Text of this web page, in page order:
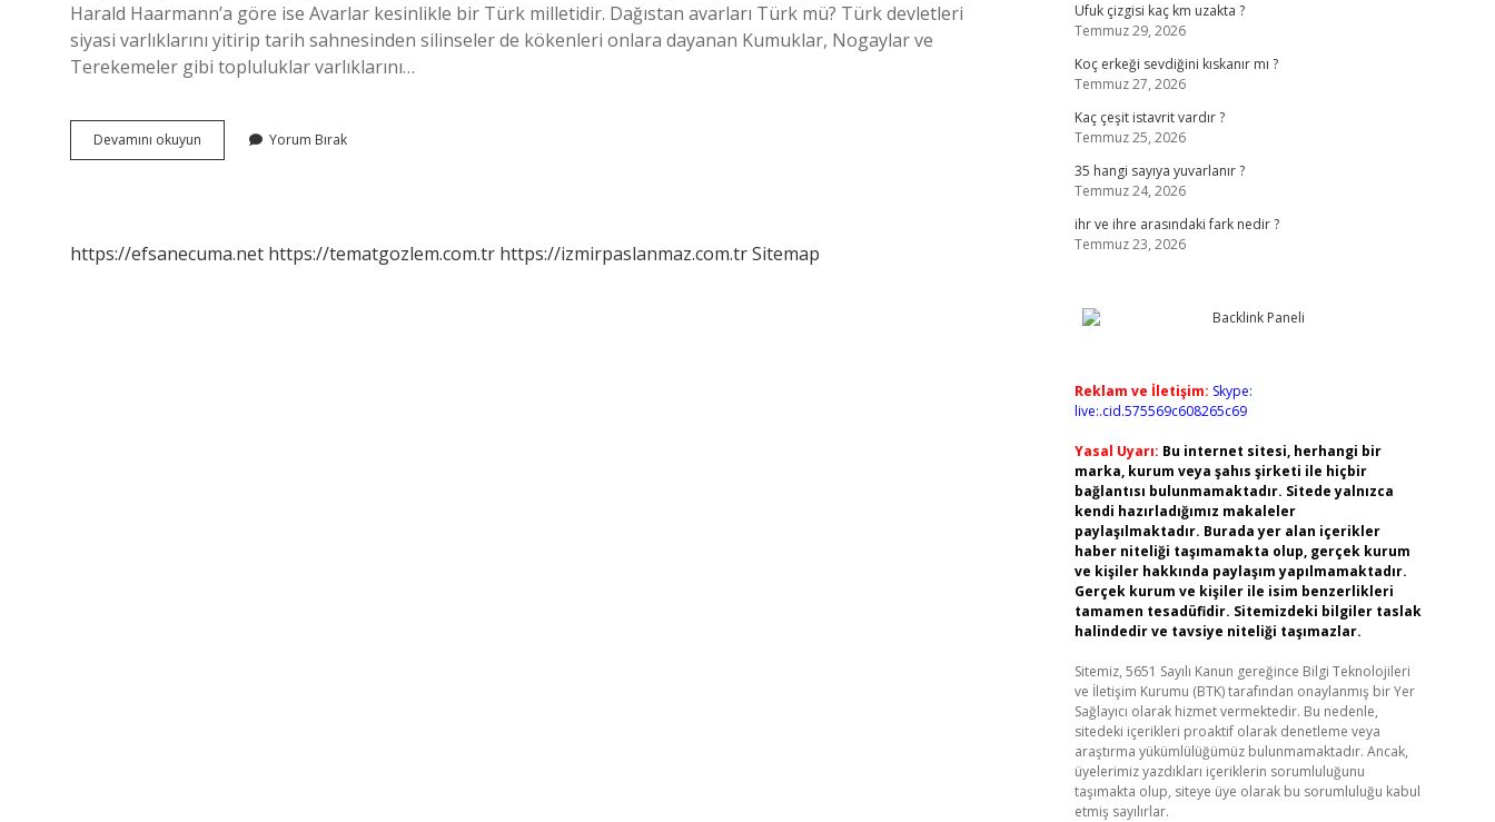
Harald Haarmann’a göre ise Avarlar kesinlikle bir Türk milletidir. Dağıstan avarları Türk mü? Türk devletleri
siyasi varlıklarını yitirip tarih sahnesinden silinseler de kökenleri onlara dayanan Kumuklar, Nogaylar ve
Terekemeler gibi topluluklar varlıklarını…
Devamını okuyun
Hangi
Yorum Bırak
https://efsanecuma.net https://tematgozlem.com.tr https://izmirpaslanmaz.com.trSitemap
Ufuk çizgisi kaç km uzakta ?
Temmuz 29, 2026
Koç erkeği sevdiğini kıskanır mı ?
Temmuz 27, 2026
Kaç çeşit istavrit vardır ?
Temmuz 25, 2026
35 hangi sayıya yuvarlanır ?
Temmuz 24, 2026
ihr ve ihre arasındaki fark nedir ?
Temmuz 23, 2026
Reklam ve İletişim: Skype:
live:.cid.575569c608265c69
Yasal Uyarı: Bu internet sitesi, herhangi bir
marka, kurum veya şahıs şirketi ile hiçbir
bağlantısı bulunmamaktadır. Sitede yalnızca
kendi hazırladığımız makaleler
paylaşılmaktadır. Burada yer alan içerikler
haber niteliği taşımamakta olup, gerçek kurum
ve kişiler hakkında paylaşım yapılmamaktadır.
Gerçek kurum ve kişiler ile isim benzerlikleri
tamamen tesadüfidir. Sitemizdeki bilgiler taslak
halindedir ve tavsiye niteliği taşımazlar.
Sitemiz, 5651 Sayılı Kanun gereğince Bilgi Teknolojileri
ve İletişim Kurumu (BTK) tarafından onaylanmış bir Yer
Sağlayıcı olarak hizmet vermektedir. Bu nedenle,
sitedeki içerikleri proaktif olarak denetleme veya
araştırma yükümlülüğümüz bulunmamaktadır. Ancak,
üyelerimiz yazdıkları içeriklerin sorumluluğunu
taşımakta olup, siteye üye olarak bu sorumluluğu kabul
etmiş sayılırlar.